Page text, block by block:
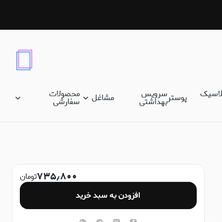
پوسترسرویس
بهداشتی مشاغل محصولات
سفارشی
۷۳۵٫۸۰۰تومان
افزودن به سبد خرید